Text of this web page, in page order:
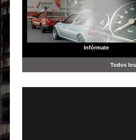
Infórmate
Todos